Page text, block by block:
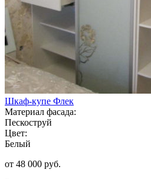
Шкаф-купе Флек
Материал фасада:
Пескоструй
Цвет:
Белый
от 48 000 руб.